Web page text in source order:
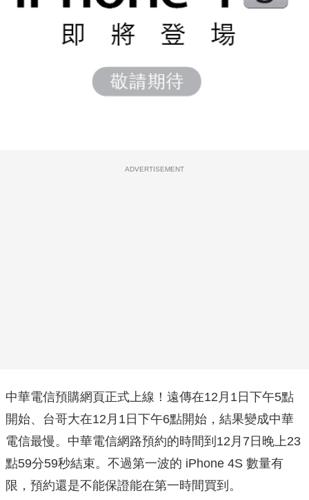
ADVERTISEMENT
中華電信預購網頁正式上線！遠傳在12月1日下午5點
開始、台哥大在12月1日下午6點開始，結果變成中華
電信最慢。中華電信網路預約的時間到12月7日晚上23
點59分59秒結束。不過第一波的 iPhone 4S 數量有
限，預約還是不能保證能在第一時間買到。